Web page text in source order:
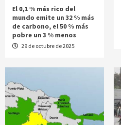
El 0,1 % más rico del
mundo emite un 32 % más
de carbono, el 50 % más
pobre un 3 % menos
29 de octubre de 2025